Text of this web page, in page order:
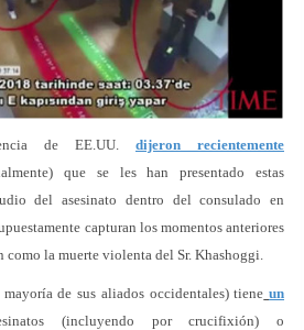
de EE.UU. dijeron recientemente
que se les han presentado estas
del asesinato dentro del consulado en
capturan los momentos anteriores
la muerte violenta del Sr. Khashoggi.
de sus aliados occidentales) tiene un
(incluyendo por crucifixión) o